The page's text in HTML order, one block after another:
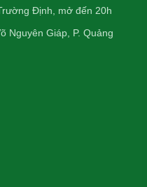
Định, mở đến 20h
Nguyên Giáp, P. Quảng